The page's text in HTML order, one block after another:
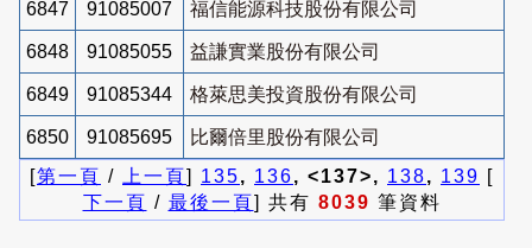
6847 91085007 福信能源科技股份有限公司
6848 91085055 益謙實業股份有限公司
6849 91085344 格萊思美投資股份有限公司
6850 91085695
比爾倍里股份有限公司
[第一頁 / 上一頁] 135, 136, <137>, 138, 139 [
下一頁 / 最後一頁] 共有 8039 筆資料